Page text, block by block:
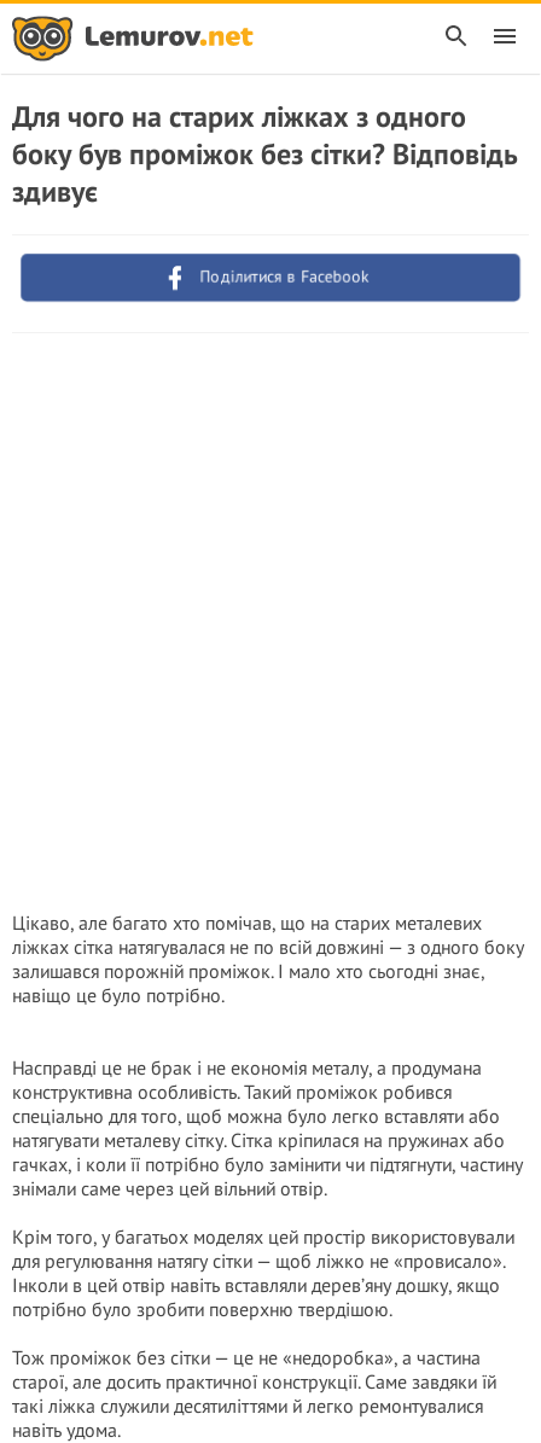
Для чого на старих ліжках з одного
боку був проміжок без сітки? Відповідь
здивує
Поділитися в Facebook
Цікаво, але багато хто помічав, що на старих металевих
ліжках сітка натягувалася не по всій довжині — з одного боку
залишався порожній проміжок. І мало хто сьогодні знає,
навіщо це було потрібно.
Насправді це не брак і не економія металу, а продумана
конструктивна особливість. Такий проміжок робився
спеціально для того, щоб можна було легко вставляти або
натягувати металеву сітку. Сітка кріпилася на пружинах або
гачках, і коли її потрібно було замінити чи підтягнути, частину
знімали саме через цей вільний отвір.
Крім того, у багатьох моделях цей простір використовували
для регулювання натягу сітки — щоб ліжко не «провисало».
Інколи в цей отвір навіть вставляли дерев’яну дошку, якщо
потрібно було зробити поверхню твердішою.
Тож проміжок без сітки — це не «недоробка», а частина
старої, але досить практичної конструкції. Саме завдяки їй
такі ліжка служили десятиліттями й легко ремонтувалися
навіть удома.